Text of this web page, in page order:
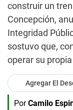
construir un
Concepción,
Integridad
sostuvo que,
operar su
Agregar El
Por Camilo